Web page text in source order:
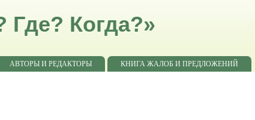
Где? Когда?»
АВТОРЫ И РЕДАКТОРЫ
КНИГА ЖАЛОБ И ПРЕДЛОЖЕНИЙ